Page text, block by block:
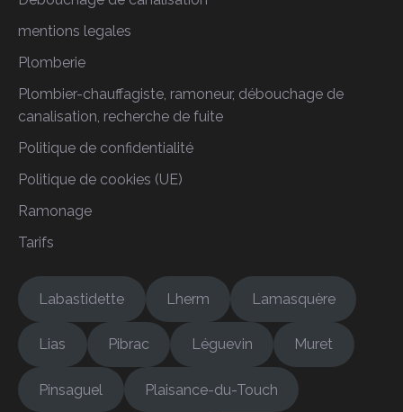
mentions legales
Plomberie
Plombier-chauffagiste, ramoneur, débouchage de
canalisation, recherche de fuite
Politique de confidentialité
Politique de cookies (UE)
Ramonage
Tarifs
Labastidette Lherm Lamasquère
Lias Pibrac Léguevin Muret
Pinsaguel Plaisance-du-Touch